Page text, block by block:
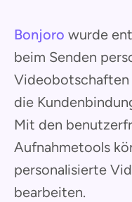
Bonjoro wurde
beim Senden
Videobotschaften
die
Mit den
Aufnahmetools
personalisierte
bearbeiten.